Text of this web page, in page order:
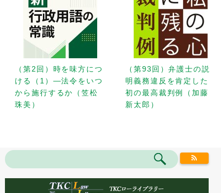
（第2回）時を味方につ
ける（1）—法令をいつ
から施行するか（笠松
珠美）
（第93回）弁護士の説
明義務違反を肯定した
初の最高裁判例（加藤
新太郎）